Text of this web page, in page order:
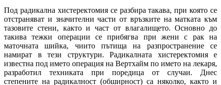
Под радикална хистеректомия се разбира такава, при която се
отстраняват и значителни части от връзките на матката към
тазовите стени, както и част от влагалището. Основно до
такива тежки операции се прибягва при жени с рак на
маточната шийка, чиито пътища на разпространение се
намират в тези структури. Радикалната хистеректомия е
известна под името операция на Вертхайм по името на лекаря,
разработил техниката при поредица от случаи. Днес
степените на радикалност (обширност) са няколко, както и